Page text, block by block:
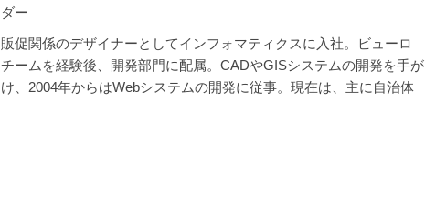
ダー
販促関係のデザイナーとしてインフォマティクスに入社。ビューロ
チームを経験後、開発部門に配属。CADやGISシステムの開発を手が
け、2004年からはWebシステムの開発に従事。現在は、主に自治体